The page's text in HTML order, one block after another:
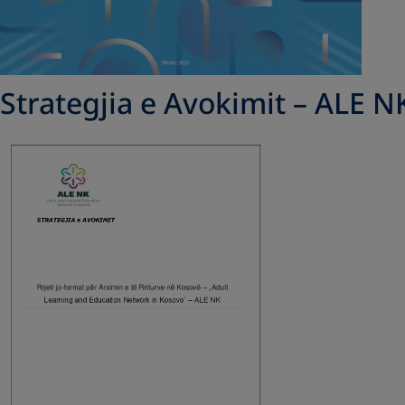
Strategjia e Avokimit – ALE